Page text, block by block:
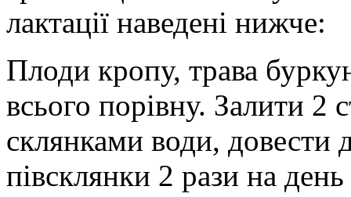
лактації наведені нижче:
Плоди кропу, трава
всього порівну. Залити 2
склянками води, довести
півсклянки 2 рази на